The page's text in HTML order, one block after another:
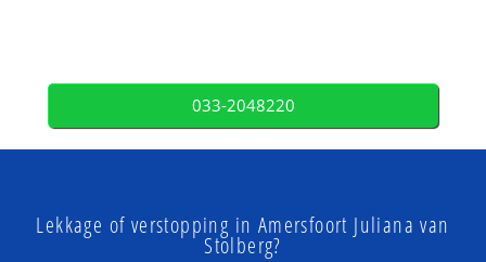
033-2048220
Lekkage of verstopping in Amersfoort Juliana van
Stolberg?